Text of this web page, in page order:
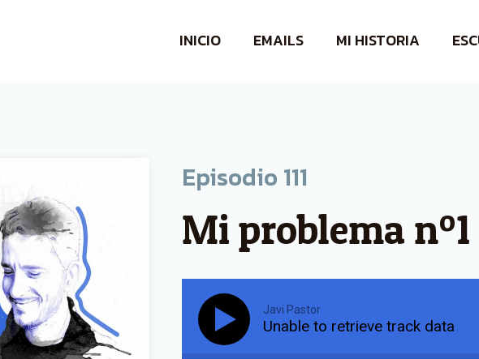
INICIO EMAILS MI HISTORIA
Episodio 111
Mi problema
Javi Pastor
Unable to retrieve track data